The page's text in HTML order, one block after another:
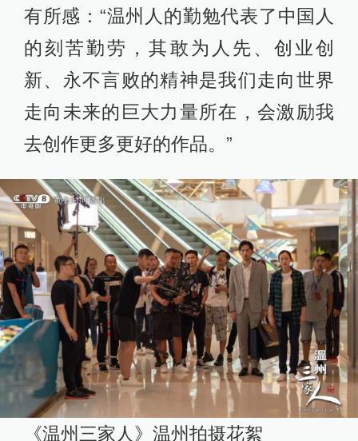
有所感：“温州人的勤勉代表了中国人
的刻苦勤劳，其敢为人先、创业创
新、永不言败的精神是我们走向世界
走向未来的巨大力量所在，会激励我
去创作更多更好的作品。”
《温州三家人》温州拍摄花絮